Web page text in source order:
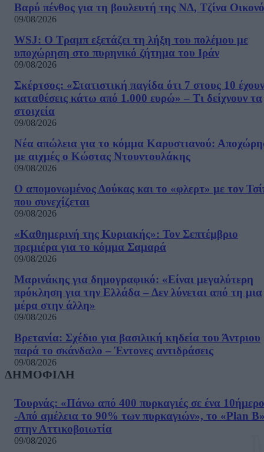
Βαρύ πένθος για τη βουλευτή της ΝΔ, Τζίνα
09/08/2026
WSJ: Ο Τραμπ εξετάζει τη λήξη του πολέμου με
υποχώρηση στο πυρηνικό ζήτημα του Ιράν
09/08/2026
Σκέρτσος: «Στατιστική παγίδα ότι 7 στους 10 έχουν
καταθέσεις κάτω από 1.000 ευρώ» – Τι δείχνουν τα
στοιχεία
09/08/2026
Νέα απώλεια για το κόμμα Καρυστιανού:
με αιχμές ο Κώστας Ντουντουλάκης
09/08/2026
Ο απομονωμένος Δούκας και το «φλερτ» με τον
που συνεχίζεται
09/08/2026
«Καθημερινή της Κυριακής»: Τον Σεπτέμβριο
πρεμιέρα για το κόμμα Σαμαρά
09/08/2026
Μαρινάκης για δημογραφικό: «Είναι μεγαλύτερη
πρόκληση για την Ελλάδα – Δεν λύνεται από τη μια
μέρα στην άλλη»
09/08/2026
Βρετανία: Σχέδιο για βασιλική κηδεία του Άντριου
παρά το σκάνδαλο – Έντονες αντιδράσεις
09/08/2026
ΔΗΜΟΦΙΛΗ
Τουρνάς: «Πάνω από 400 πυρκαγιές σε ένα 10ήμερο
-Από αμέλεια το 90% των πυρκαγιών», το «Plan
στην Αττικοβοιωτία
09/08/2026